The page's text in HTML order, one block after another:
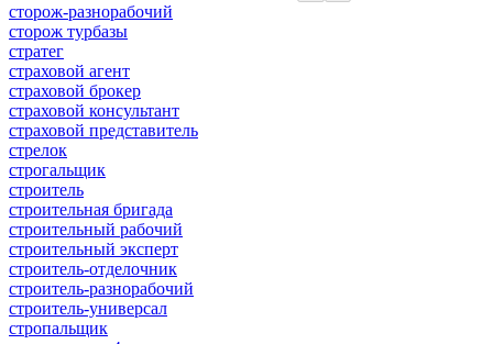
сторож-разнорабочий
сторож турбазы
стратег
страховой агент
страховой брокер
страховой консультант
страховой представитель
стрелок
строгальщик
строитель
строительная бригада
строительный рабочий
строительный эксперт
строитель-отделочник
строитель-разнорабочий
строитель-универсал
стропальщик